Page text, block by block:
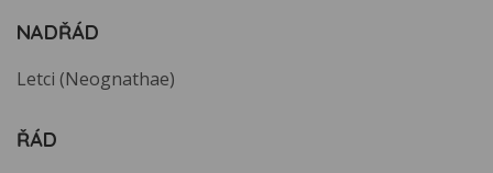
NADŘÁD
Letci (Neognathae)
ŘÁD